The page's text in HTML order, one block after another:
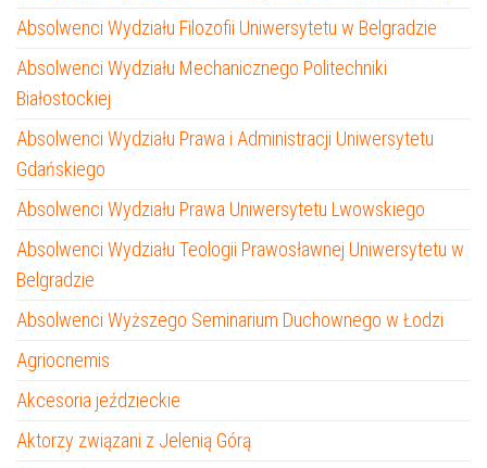
Absolwenci Wydziału Filozofii Uniwersytetu w Belgradzie
Absolwenci Wydziału Mechanicznego Politechniki
Białostockiej
Absolwenci Wydziału Prawa i Administracji Uniwersytetu
Gdańskiego
Absolwenci Wydziału Prawa Uniwersytetu Lwowskiego
Absolwenci Wydziału Teologii Prawosławnej Uniwersytetu w
Belgradzie
Absolwenci Wyższego Seminarium Duchownego w Łodzi
Agriocnemis
Akcesoria jeździeckie
Aktorzy związani z Jelenią Górą